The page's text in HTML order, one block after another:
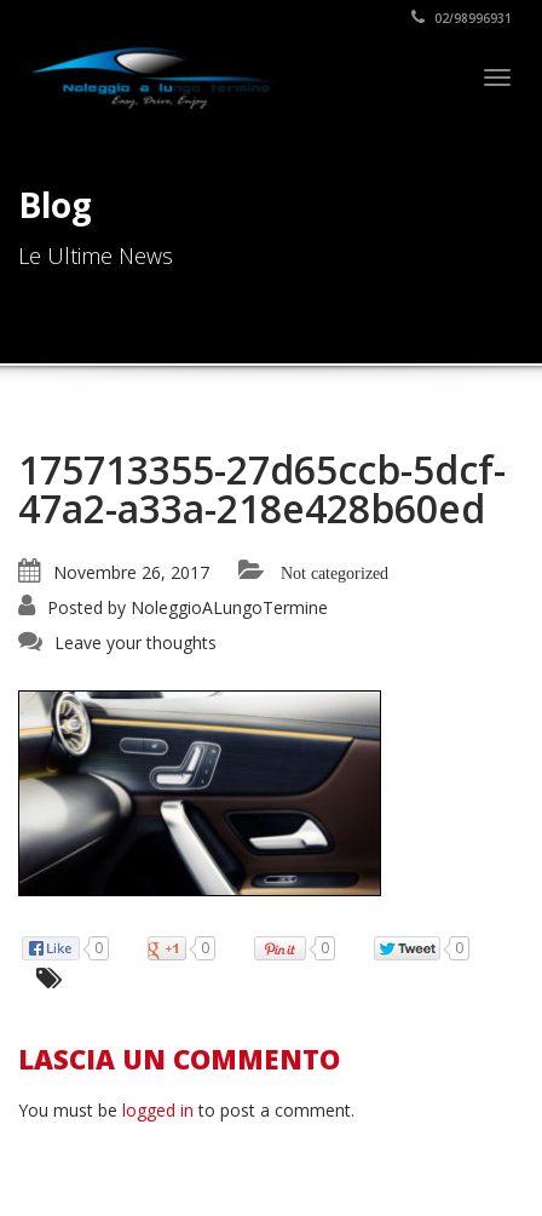
02/98996931
Blog
Le Ultime News
175713355-27d65ccb-5dcf-
47a2-a33a-218e428b60ed
Novembre 26, 2017 Not categorized
Posted by NoleggioALungoTermine
Leave your thoughts
0 0 0 0
LASCIA UN COMMENTO
You must be logged in to post a comment.